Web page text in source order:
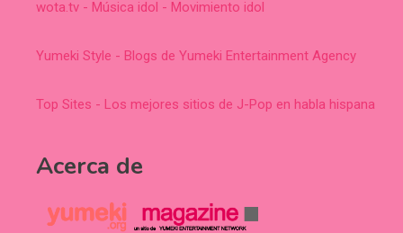
wota.tv - Música idol - Movimiento idol
Yumeki Style - Blogs de Yumeki Entertainment Agency
Top Sites - Los mejores sitios de J-Pop en habla hispana
Acerca de